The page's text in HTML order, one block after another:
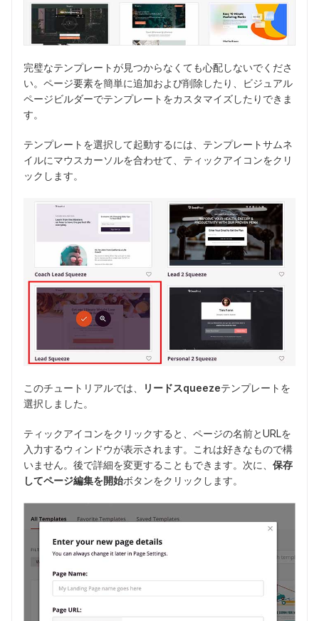
完璧なテンプレートが見つからなくても心配しないでくださ
い。ページ要素を簡単に追加および削除したり、ビジュアル
ページビルダーでテンプレートをカスタマイズしたりできま
す。
テンプレートを選択して起動するには、テンプレートサムネ
イルにマウスカーソルを合わせて、ティックアイコンをクリ
ックします。
このチュートリアルでは、 リードスqueezeテンプレートを
選択しました。
ティックアイコンをクリックすると、ページの名前とURLを
入力するウィンドウが表示されます。これは好きなもので構
いません。後で詳細を変更することもできます。次に、 保存
してページ編集を開始ボタンをクリックします。